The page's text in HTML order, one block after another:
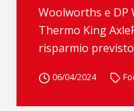
Woolworths e DP
Thermo King
risparmio previsto
06/04/2024